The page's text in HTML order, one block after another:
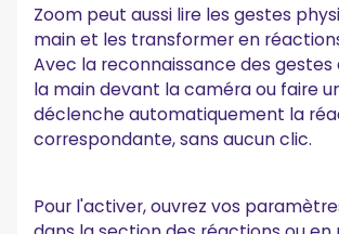
Zoom peut aussi lire les gestes
main et les transformer en
Avec la reconnaissance des
la main devant la caméra ou faire
déclenche automatiquement la
correspondante, sans aucun clic.
Pour l'activer, ouvrez vos